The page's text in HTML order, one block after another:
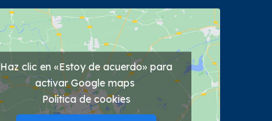
Haz clic en «Estoy de acuerdo» para
activar Google maps
Política de cookies